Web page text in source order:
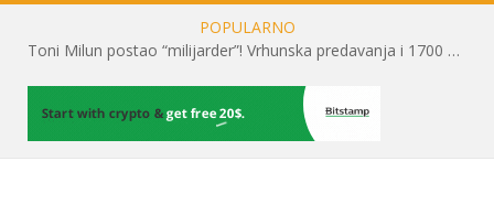
POPULARNO
Toni Milun postao “milijarder”! Vrhunska predavanja i 1700 posjetitelja obilježili su mjesec financijske pismenosti